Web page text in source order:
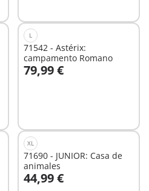
L
71542 - Astérix:
campamento Romano
79,99 €
A la cesta
XL
71690 - JUNIOR: Casa de
animales
44,99 €
A la cesta